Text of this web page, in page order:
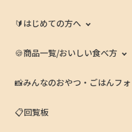
🔰はじめての方へ
🍪商品一覧/おいしい食べ方
📸みんなのおやつ・ごはんフォ
📋回覧板